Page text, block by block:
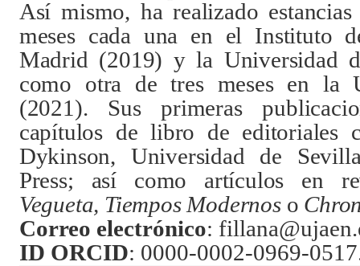
Así mismo, ha realizado
meses cada una en el Instituto
Madrid (2019) y la Universidad
como otra de tres meses en la
(2021). Sus primeras
capítulos de libro de editoriales
Dykinson, Universidad de
Press; así como artículos en
Vegueta, Tiempos Modernoso
Correo electrónico:
ID ORCID: 0000-0002-0969-